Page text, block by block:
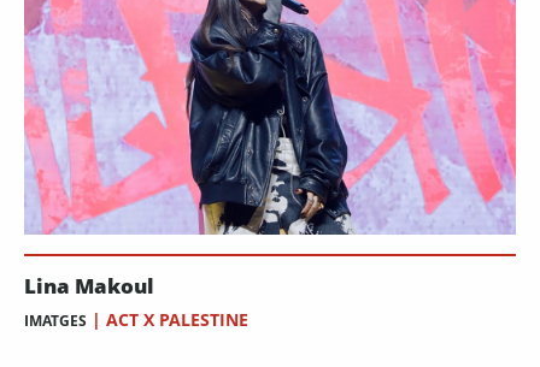
Lina Makoul
IMATGES | ACT X PALESTINE